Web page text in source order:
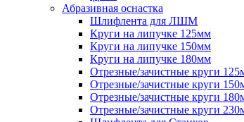
Абразивная оснастка
Шлифлента для ЛШМ
Круги на липучке 125мм
Круги на липучке 150мм
Круги на липучке 180мм
Отрезные/зачистные круги
Отрезные/зачистные круги
Отрезные/зачистные круги
Отрезные/зачистные круги